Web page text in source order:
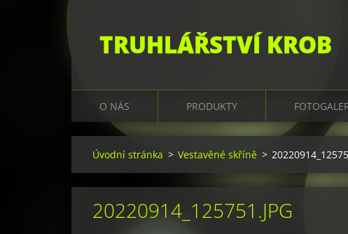
TRUHLÁŘSTVÍ KROB
O NÁS PRODUKTY
Úvodní stránka > Vestavěné skříně >
20220914_125751.JPG